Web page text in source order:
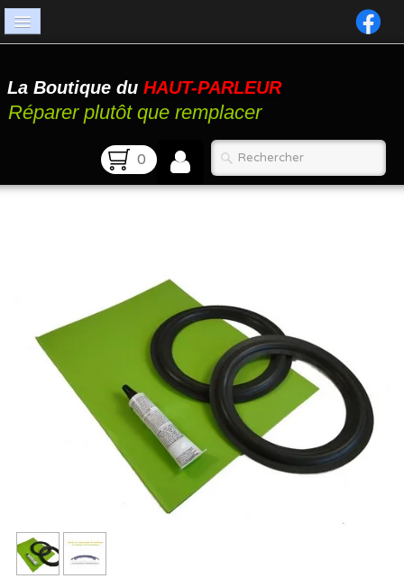
Catalogue
Atelier
La Boutique du HAUT-PARLEUR
Réparer plutôt que remplacer
0